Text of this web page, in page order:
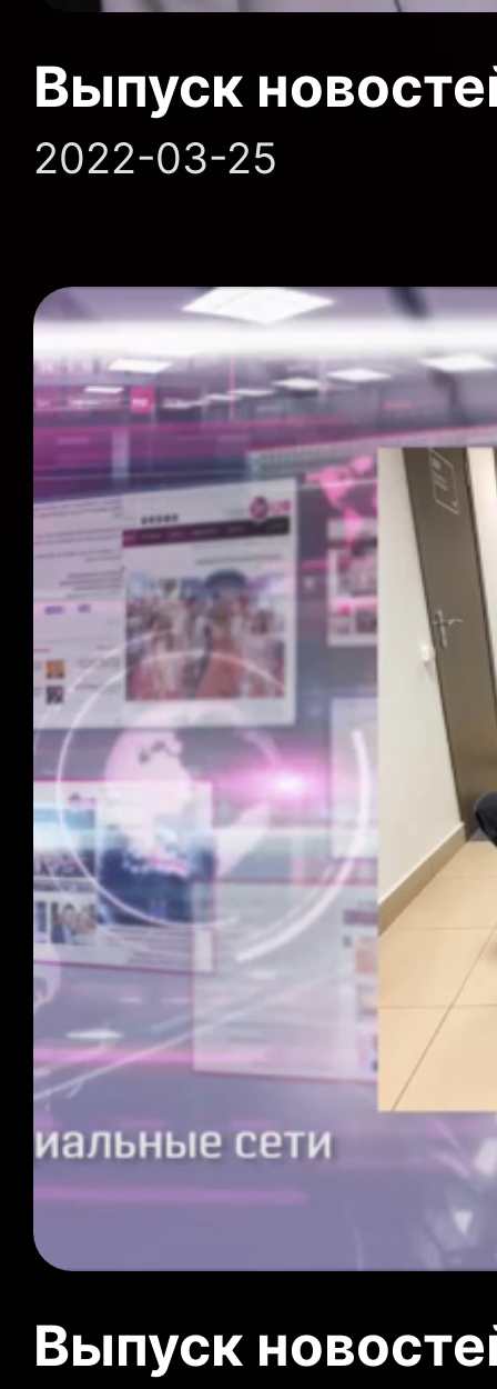
Выпуск
2022-03-25
Выпуск